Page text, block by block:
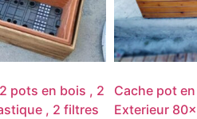
pots en bois , 2
, 2 filtres
Cache pot
Exterieur